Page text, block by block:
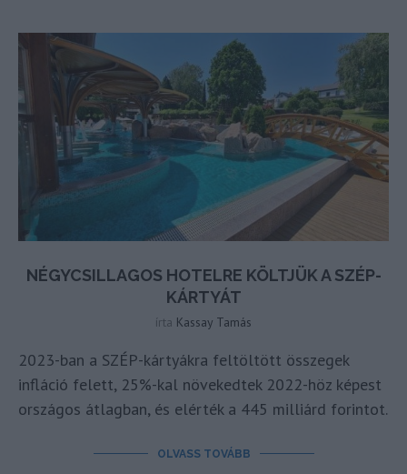
NÉGYCSILLAGOS HOTELRE KÖLTJÜK A SZÉP-
KÁRTYÁT
írta Kassay Tamás
2023-ban a SZÉP-kártyákra feltöltött összegek
infláció felett, 25%-kal növekedtek 2022-höz képest
országos átlagban, és elérték a 445 milliárd forintot.
OLVASS TOVÁBB